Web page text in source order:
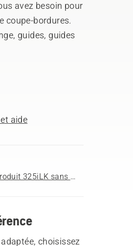
avez besoin pour
coupe-bordures.
guides, guides
aide
Accéder à la page du produit 325iLK sans accessoire de coupe-bordures
choisissez